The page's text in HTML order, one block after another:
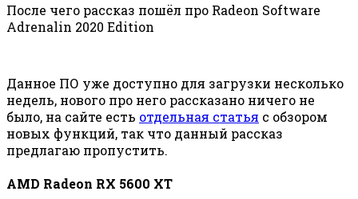
После чего рассказ пошёл про Radeon Software
Adrenalin 2020 Edition
Данное ПО уже доступно для загрузки несколько
недель, нового про него рассказано ничего не
было, на сайте есть отдельная статья с обзором
новых функций, так что данный рассказ
предлагаю пропустить.
AMD Radeon RX 5600 XT